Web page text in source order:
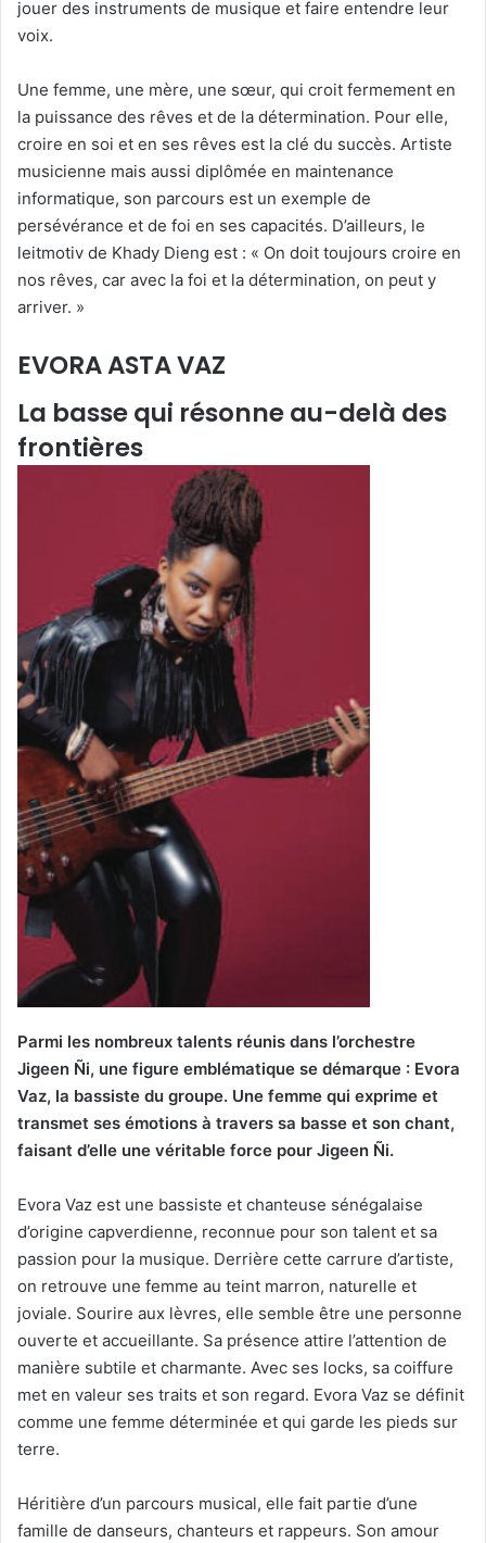
jouer des instruments de musique et faire entendre leur
voix.
Une femme, une mère, une sœur, qui croit fermement en
la puissance des rêves et de la détermination. Pour elle,
croire en soi et en ses rêves est la clé du succès. Artiste
musicienne mais aussi diplômée en maintenance
informatique, son parcours est un exemple de
persévérance et de foi en ses capacités. D’ailleurs, le
leitmotiv de Khady Dieng est : « On doit toujours croire en
nos rêves, car avec la foi et la détermination, on peut y
arriver. »
EVORA ASTA VAZ
La basse qui résonne au-delà des
frontières
Parmi les nombreux talents réunis dans l’orchestre
Jigeen Ñi, une figure emblématique se démarque : Evora
Vaz, la bassiste du groupe. Une femme qui exprime et
transmet ses émotions à travers sa basse et son chant,
faisant d’elle une véritable force pour Jigeen Ñi.
Evora Vaz est une bassiste et chanteuse sénégalaise
d’origine capverdienne, reconnue pour son talent et sa
passion pour la musique. Derrière cette carrure d’artiste,
on retrouve une femme au teint marron, naturelle et
joviale. Sourire aux lèvres, elle semble être une personne
ouverte et accueillante. Sa présence attire l’attention de
manière subtile et charmante. Avec ses locks, sa coiffure
met en valeur ses traits et son regard. Evora Vaz se définit
comme une femme déterminée et qui garde les pieds sur
terre.
Héritière d’un parcours musical, elle fait partie d’une
famille de danseurs, chanteurs et rappeurs. Son amour